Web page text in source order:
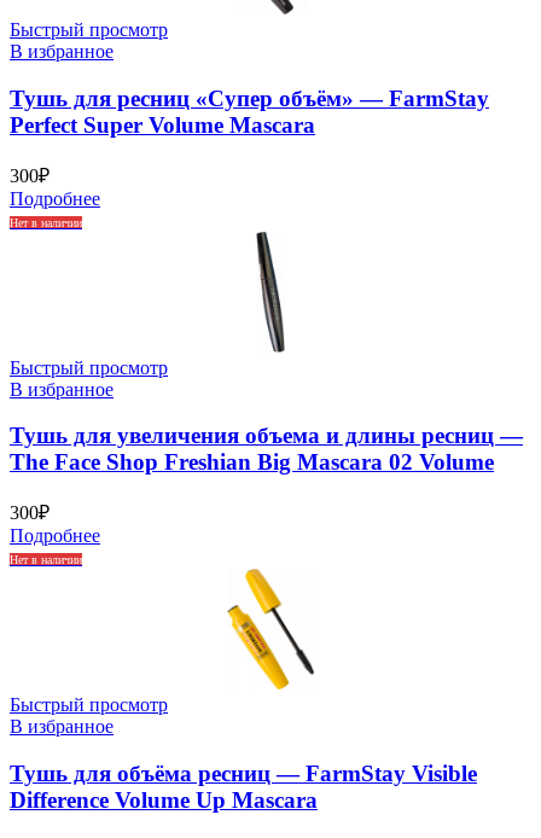
Быстрый просмотр
В избранное
Тушь для ресниц «Супер объём» — FarmStay
Perfect Super Volume Mascara
300₽
Подробнее
Нет в наличии
Быстрый просмотр
В избранное
Тушь для увеличения объема и длины ресниц —
The Face Shop Freshian Big Mascara 02 Volume
300₽
Подробнее
Нет в наличии
Быстрый просмотр
В избранное
Тушь для объёма ресниц — FarmStay Visible
Difference Volume Up Mascara